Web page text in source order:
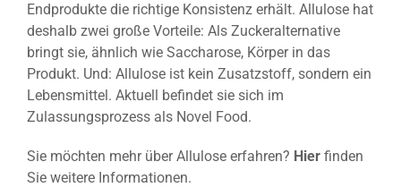
Endprodukte die richtige Konsistenz erhält. Allulose hat
deshalb zwei große Vorteile: Als Zuckeralternative
bringt sie, ähnlich wie Saccharose, Körper in das
Produkt. Und: Allulose ist kein Zusatzstoff, sondern ein
Lebensmittel. Aktuell befindet sie sich im
Zulassungsprozess als Novel Food.
Sie möchten mehr über Allulose erfahren? Hier finden
Sie weitere Informationen.